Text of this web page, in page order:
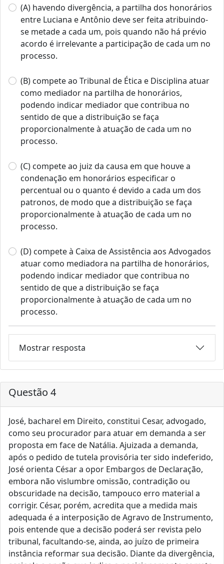
(A) havendo divergência, a partilha dos honorários
entre Luciana e Antônio deve ser feita atribuindo-
se metade a cada um, pois quando não há prévio
acordo é irrelevante a participação de cada um no
processo.
(B) compete ao Tribunal de Ética e Disciplina atuar
como mediador na partilha de honorários,
podendo indicar mediador que contribua no
sentido de que a distribuição se faça
proporcionalmente à atuação de cada um no
processo.
(C) compete ao juiz da causa em que houve a
condenação em honorários especificar o
percentual ou o quanto é devido a cada um dos
patronos, de modo que a distribuição se faça
proporcionalmente à atuação de cada um no
processo.
(D) compete à Caixa de Assistência aos Advogados
atuar como mediadora na partilha de honorários,
podendo indicar mediador que contribua no
sentido de que a distribuição se faça
proporcionalmente à atuação de cada um no
processo.
Mostrar resposta
Questão 4
José, bacharel em Direito, constitui Cesar, advogado,
como seu procurador para atuar em demanda a ser
proposta em face de Natália. Ajuizada a demanda,
após o pedido de tutela provisória ter sido indeferido,
José orienta César a opor Embargos de Declaração,
embora não vislumbre omissão, contradição ou
obscuridade na decisão, tampouco erro material a
corrigir. César, porém, acredita que a medida mais
adequada é a interposição de Agravo de Instrumento,
pois entende que a decisão poderá ser revista pelo
tribunal, facultando-se, ainda, ao juízo de primeira
instância reformar sua decisão. Diante da divergência,